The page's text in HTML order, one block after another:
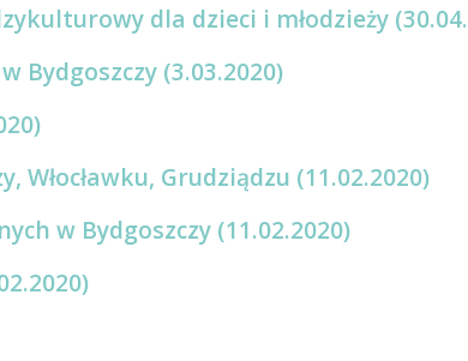
dla dzieci i młodzieży
(3.03.2020)
Grudziądzu (11.02.2020)
w Bydgoszczy (11.02.2020)